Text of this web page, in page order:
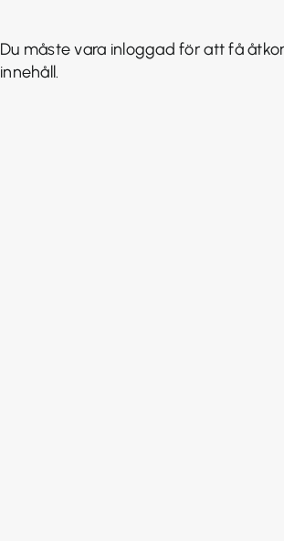
Du måste vara inloggad för att få
innehåll.